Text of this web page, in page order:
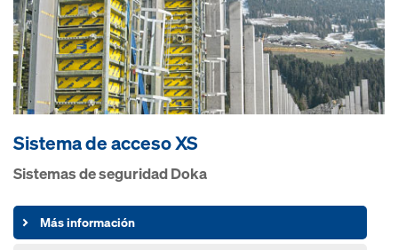
Sistema de acceso XS
Sistemas de seguridad Doka
Más información